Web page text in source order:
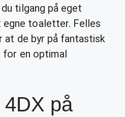
tilgang på eget
egne toaletter. Felles
at de byr på fantastisk
for en optimal
på